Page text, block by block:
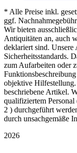
* Alle Preise inkl.
ggf.
Wir bieten
Antiquitäten an, auch
deklariert sind.
Sicherheitsstandards.
zum Aufarbeiten oder
objektive
beschriebene Artikel.
qualifiziertem
2 ) durchgeführt
durch unsachgemäße
2026